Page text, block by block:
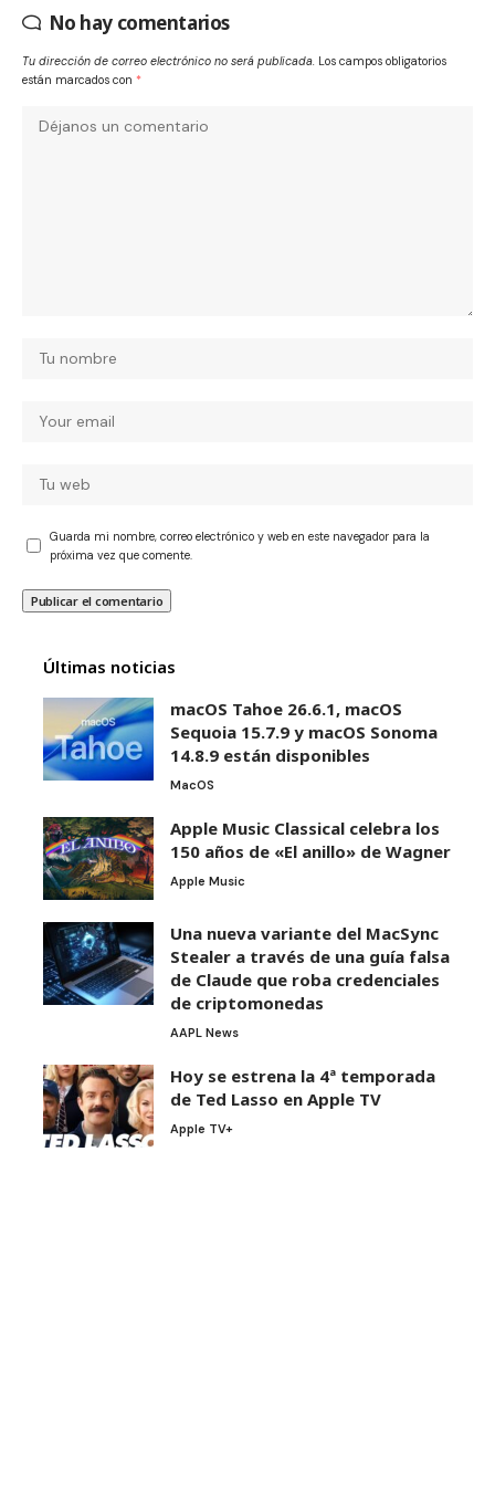
No hay comentarios
Tu dirección de correo electrónico no será publicada. Los campos obligatorios
están marcados con *
Guarda mi nombre, correo electrónico y web en este navegador para la
próxima vez que comente.
Últimas noticias
macOS Tahoe 26.6.1, macOS
Sequoia 15.7.9 y macOS Sonoma
14.8.9 están disponibles
MacOS
Apple Music Classical celebra los
150 años de «El anillo» de Wagner
Apple Music
Una nueva variante del MacSync
Stealer a través de una guía falsa
de Claude que roba credenciales
de criptomonedas
AAPL News
Hoy se estrena la 4ª temporada
de Ted Lasso en Apple TV
Apple TV+